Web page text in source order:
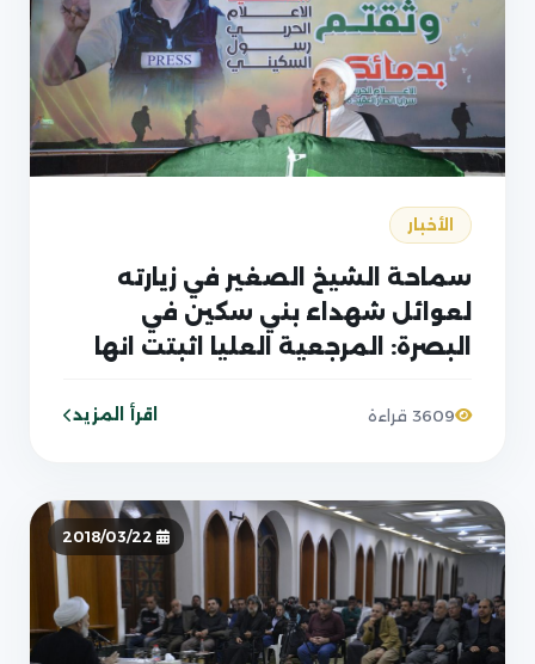
الأخبار
سماحة الشيخ الصغير في زيارته
لعوائل شهداء بني سكين في
البصرة: المرجعية العليا اثبتت انها
3609 قراءة اقرأ المزيد